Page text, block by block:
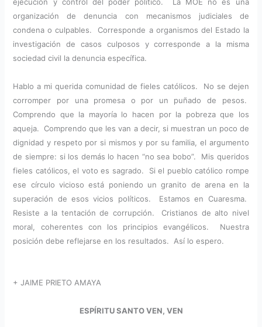
ejecución y control del poder político. La MOE no es una
organización de denuncia con mecanismos judiciales de
condena o culpables. Corresponde a organismos del Estado la
investigación de casos culposos y corresponde a la misma
sociedad civil la denuncia específica.
Hablo a mi querida comunidad de fieles católicos. No se dejen
corromper por una promesa o por un puñado de pesos.
Comprendo que la mayoría lo hacen por la pobreza que los
aqueja. Comprendo que les van a decir, si muestran un poco de
dignidad y respeto por si mismos y por su familia, el argumento
de siempre: si los demás lo hacen “no sea bobo”. Mis queridos
fieles católicos, el voto es sagrado. Si el pueblo católico rompe
ese círculo vicioso está poniendo un granito de arena en la
superación de esos vicios políticos. Estamos en Cuaresma.
Resiste a la tentación de corrupción. Cristianos de alto nivel
moral, coherentes con los principios evangélicos. Nuestra
posición debe reflejarse en los resultados. Así lo espero.
+ JAIME PRIETO AMAYA
ESPÍRITU SANTO VEN, VEN